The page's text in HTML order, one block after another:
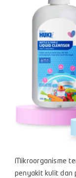
Mikroorganisme
penyakit kulit dan